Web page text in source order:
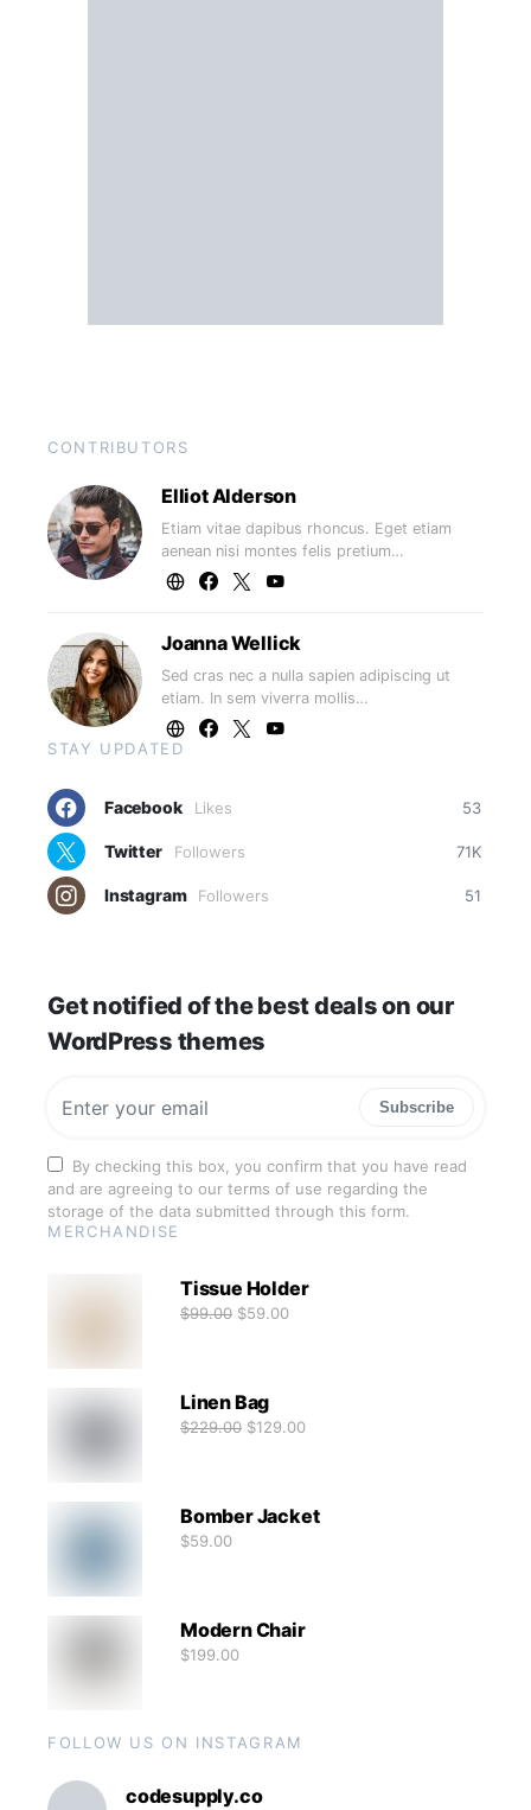
CONTRIBUTORS
Elliot Alderson
Etiam vitae dapibus rhoncus. Eget etiam
aenean nisi montes felis pretium…
Joanna Wellick
Sed cras nec a nulla sapien adipiscing ut
etiam. In sem viverra mollis…
STAY UPDATED
Facebook 53
Likes
Twitter 71K
Followers
Instagram 51
Followers
Get notified of the best deals on our
WordPress themes
Subscribe
By checking this box, you confirm that you have read
and are agreeing to our terms of use regarding the
storage of the data submitted through this form.
MERCHANDISE
Tissue Holder
$99.00 $59.00
Linen Bag
$229.00 $129.00
Bomber Jacket
$59.00
Modern Chair
$199.00
FOLLOW US ON INSTAGRAM
codesupply.co